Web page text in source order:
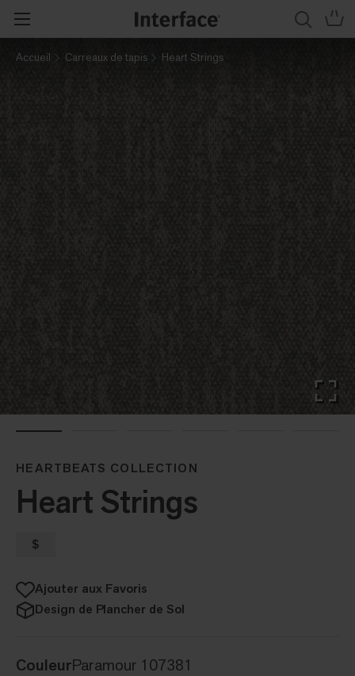
Accueil Carreaux de tapis Heart Strings
HEARTBEATS COLLECTION
Heart Strings
$
Ajouter aux Favoris
Design de Plancher de Sol
CouleurParamour 107381